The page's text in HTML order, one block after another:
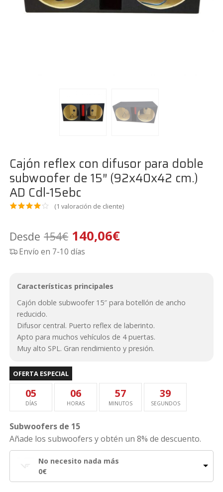
Cajón reflex con difusor para doble
subwoofer de 15″ (92x40x42 cm.)
AD Cdl-15ebc
4.00
sobre
puntu
ación
de
clien
(1 valoración de cliente)
Desde 154€ El
precio
era:
140,06€El
es:
Envío en 7-10 días
Características principales
Cajón doble subwoofer 15″ para botellón de ancho
reducido.
Difusor central. Puerto reflex de laberinto.
Apto para muchos vehículos de 4 puertas.
Muy alto SPL. Gran rendimiento y presión.
OFERTA ESPECIAL
05
DÍAS
06
HORAS
57
MINUTOS
38
SEGUNDOS
Subwoofers de 15
Añade los subwoofers y obtén un 8% de descuento.
No necesito nada más
0€